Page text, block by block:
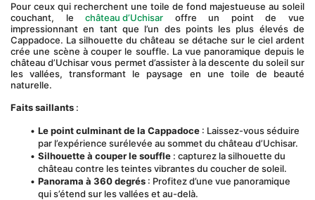
Pour ceux qui recherchent une toile de fond majestueuse au soleil
couchant, le château d’Uchisar offre un point de vue
impressionnant en tant que l’un des points les plus élevés de
Cappadoce. La silhouette du château se détache sur le ciel ardent
crée une scène à couper le souffle. La vue panoramique depuis le
château d’Uchisar vous permet d’assister à la descente du soleil sur
les vallées, transformant le paysage en une toile de beauté
naturelle.
Faits saillants :
Le point culminant de la Cappadoce : Laissez-vous séduire
par l’expérience surélevée au sommet du château d’Uchisar.
Silhouette à couper le souffle : capturez la silhouette du
château contre les teintes vibrantes du coucher de soleil.
Panorama à 360 degrés : Profitez d’une vue panoramique
qui s’étend sur les vallées et au-delà.